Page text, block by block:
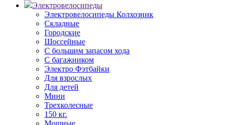
Электровелосипеды
Электровелосипеды Колхозник
Складные
Городские
Шоссейные
С большим запасом хода
С багажником
Электро Фэтбайки
Для взрослых
Для детей
Мини
Трехколесные
150 кг.
Мощные